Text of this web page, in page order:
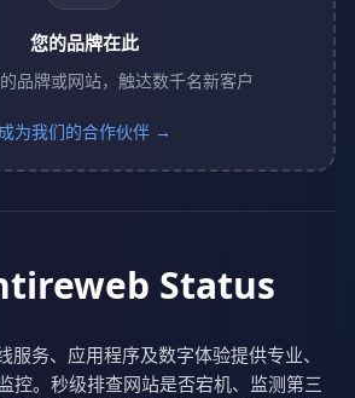
您的品牌在此
品牌或网站，触达数千名新客户
成为我们的合作伙伴 →
Status
务、应用程序及数字体验提供专业、
控。秒级排查网站是否宕机、监测第三